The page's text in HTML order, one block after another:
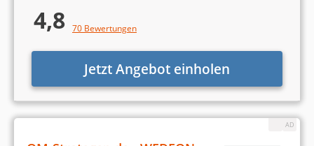
4,8 70 Bewertungen
Jetzt Angebot einholen